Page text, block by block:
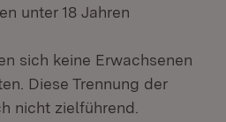
unter 18 Jahren
sich keine Erwachsenen
Diese Trennung der
nicht zielführend.